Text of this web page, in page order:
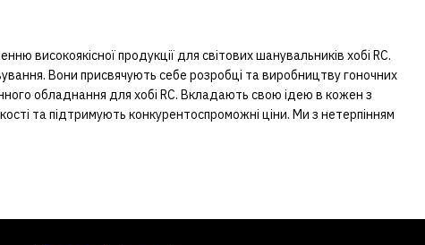
високоякісної продукції для світових шанувальників хобі RC.
Вони присвячують себе розробці та виробництву гоночних
обладнання для хобі RC. Вкладають свою ідею в кожен з
та підтримують конкурентоспроможні ціни. Ми з нетерпінням